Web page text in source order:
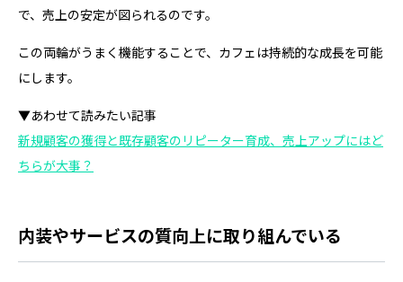
で、売上の安定が図られるのです。
この両輪がうまく機能することで、カフェは持続的な成長を可能
にします。
▼あわせて読みたい記事
新規顧客の獲得と既存顧客のリピーター育成、売上アップにはど
ちらが大事？
内装やサービスの質向上に取り組んでいる